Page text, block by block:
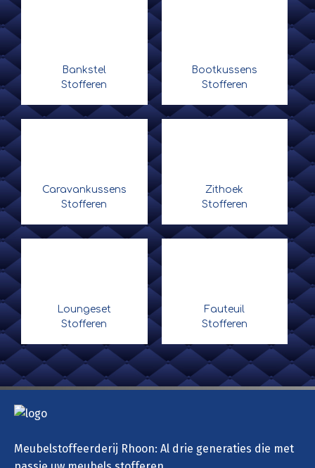
Bankstel
Stofferen
Bootkussens
Stofferen
Caravankussens
Stofferen
Zithoek
Stofferen
Loungeset
Stofferen
Fauteuil
Stofferen
Meubelstoffeerderij Rhoon: Al drie generaties die met